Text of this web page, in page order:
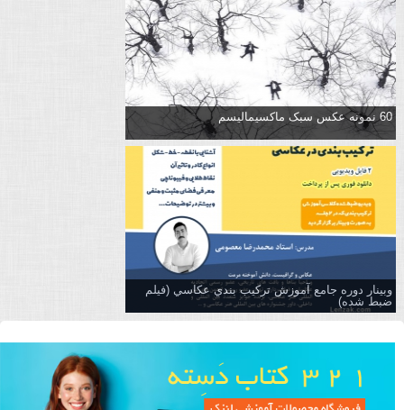
60 نمونه عکس سبک ماکسیمالیسم
وبینار دوره جامع آموزش تركيب بندي عكاسي (فیلم
ضبط شده)